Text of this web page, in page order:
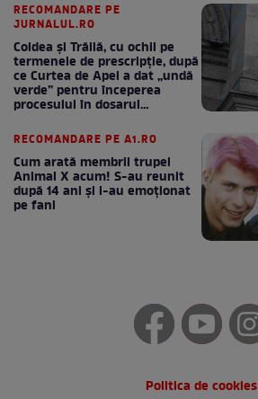
RECOMANDARE PE
JURNALUL.RO
Coldea și Trăilă, cu ochii pe
termenele de prescripție, după
ce Curtea de Apel a dat „undă
verde” pentru începerea
procesului în dosarul
RECOMANDARE PE A1.RO
Cum arată membrii trupei
Animal X acum! S-au reunit
după 14 ani și i-au emoționat
pe fani
Politica de cookies